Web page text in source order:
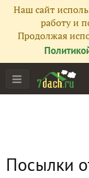
Наш сайт
работу и
Продолжая
Посылки